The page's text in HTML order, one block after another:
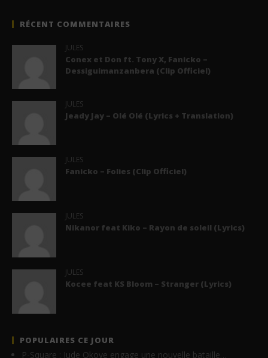
RÉCENT COMMENTAIRES
JULES
Conex et Don ft. Tony X, Fanicko –
Dessiguimanzanbera (Clip Officiel)
JULES
Jeady Jay – Olé Olé (Lyrics + Translation)
JULES
Fanicko – Folies (Clip Officiel)
JULES
Nikanor feat Kiko – Rayon de soleil (Lyrics)
JULES
Kocee feat KS Bloom – Stranger (Lyrics)
POPULAIRES CE JOUR
P-Square : Jude Okoye engage une nouvelle bataille…